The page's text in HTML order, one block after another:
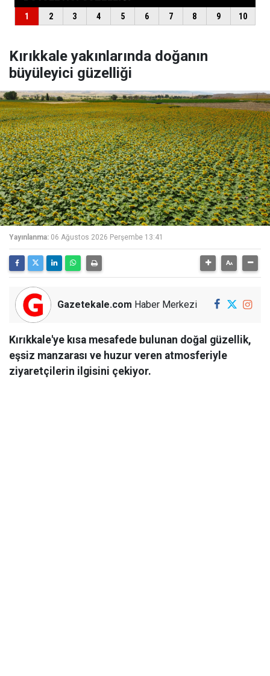
Kırıkkale yakınlarında doğanın
büyüleyici güzelliği
Yayınlanma: 06 Ağustos 2026 Perşembe 13:41
Gazetekale.com Haber Merkezi
Kırıkkale'ye kısa mesafede bulunan doğal güzellik,
eşsiz manzarası ve huzur veren atmosferiyle
ziyaretçilerin ilgisini çekiyor.